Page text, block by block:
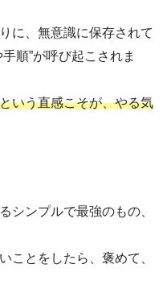
に、無意識に保存されて
順”が呼び起こされま
いう直感こそが、やる気
シンプルで最強のもの、
ことをしたら、褒めて、